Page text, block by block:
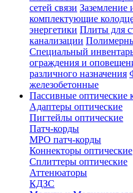
сетей связи Заземление
комплектующие
энергетики Плиты для
канализации
Специальный
ограждения и
различного назначения
железобетонные
Пассивные оптические
Адаптеры оптические
Пигтейлы оптические
Патч-корды
MPO патч-корды
Коннекторы оптические
Сплиттеры оптические
Аттенюаторы
КДЗС